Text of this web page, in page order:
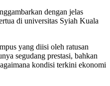
dengan jelas
di universitas Syiah Kuala
yang diisi oleh ratusan
segudang prestasi, bahkan
kondisi terkini ekonomi